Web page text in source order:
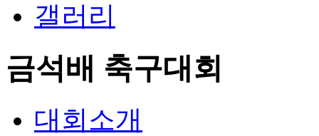
갤러리
금석배 축구대회
대회소개